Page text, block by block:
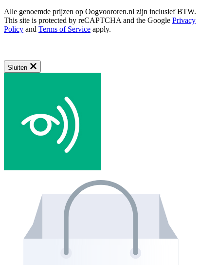
Alle genoemde prijzen op Oogvoororen.nl zijn inclusief BTW.
This site is protected by reCAPTCHA and the Google Privacy
Policy and Terms of Service apply.
Sluiten